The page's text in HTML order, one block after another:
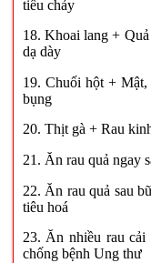
tiêu chảy
18. Khoai
dạ dày
19. Chuối
bụng
20. Thịt gà +
21. Ăn rau quả
22. Ăn rau quả
tiêu hoá
23. Ăn nhiều
chống bệnh Ung thư